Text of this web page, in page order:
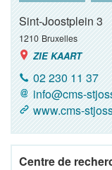
Sint-Joostplein 3
1210 Bruxelles
ZIE KAART
02 230 11 37
info@cms-
www.cms-
Centre de